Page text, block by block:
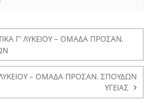
Γ’ ΛΥΚΕΙΟΥ – ΟΜΑΔΑ ΠΡΟΣΑΝ.
ΛΥΚΕΙΟΥ – ΟΜΑΔΑ ΠΡΟΣΑΝ. ΣΠΟΥΔΩΝ
ΥΓΕΙΑΣ